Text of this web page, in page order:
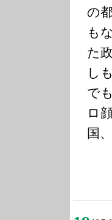
の
も
た
し
で
ロ
国